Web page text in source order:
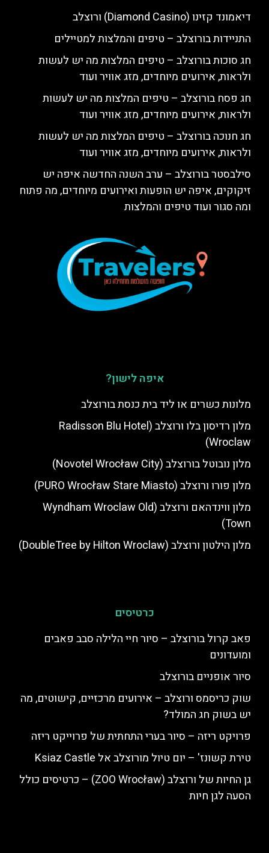
דיאמונד קזינו (Diamond Casino) ורוצלב
התניידות בורוצלב – טיפים והמלצות למטיילים
חג סוכות בורוצלב – טיפים המלצות מה יש לעשות
ולראות, אירועים מיוחדים, מזג אוויר ועוד
חג פסח בורוצלב – טיפים המלצות מה יש לעשות
ולראות, אירועים מיוחדים, מזג אוויר ועוד
חג חנוכה בורוצלב – טיפים המלצות מה יש לעשות
ולראות, אירועים מיוחדים, מזג אוויר ועוד
סילבסטר בורוצלב – ערב השנה החדשה איפה יש
זיקוקים, איפה יש הופעות ואירועים מיוחדים, מה פתוח
ומה סגור ועוד טיפים והמלצות
איפה לישון?
מלונות כשרים או ליד בית כנסת בורוצלב
מלון רדיסון בלו ורוצלב (Radisson Blu Hotel
Wroclaw)
מלון נובוטל בורוצלב (Novotel Wrocław City)
מלון פורו ורוצלב (PURO Wrocław Stare Miasto)
מלון ווינדהאם ורוצלב (Wyndham Wroclaw Old
Town)
מלון הילטון ורוצלב (DoubleTree by Hilton Wroclaw)
כרטיסים
פאב קרול בורוצלב – סיור חיי הלילה סבב פאבים
ומועדונים
סיור אופניים בורוצלב
שוק כריסמס ורוצלב – אירועים מרכזיים, קישוטים, מה
יש בשוק חג המולד?
פרויקט ריזה – סיור בערי התחתית של פרוייקט ריזה
טירת קשונז' – יום טיול מורוצלב אל Ksiaz Castle
גן החיות של ורוצלב (ZOO Wrocław) – כרטיסים כולל
הסעה לגן חיות